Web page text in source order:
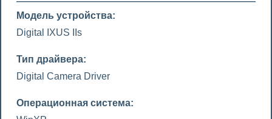
Модель устройства:
Digital IXUS IIs
Тип драйвера:
Digital Camera Driver
Операционная система: